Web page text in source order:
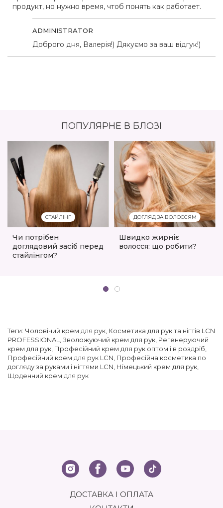
продукт, но нужно время, чтоб понять как работает.
ADMINISTRATOR
Доброго дня, Валерія!) Дякуємо за ваш відгук!)
ПОПУЛЯРНЕ В БЛОЗІ
СТАЙЛІНГ
Чи потрібен
доглядовий засіб перед
стайлінгом?
ДОГЛЯД ЗА ВОЛОССЯМ
Швидко жирніє
волосся: що робити?
Теги: Чоловічий крем для рук, Косметика для рук та нігтів LCN
PROFESSIONAL,Зволожуючий крем для рук, Регенеруючий
крем для рук, Професійний крем для рук оптом і в роздріб,
Професійний крем для рук LCN, Професійна косметика по
догляду за руками і нігтями LCN, Німецький крем для рук,
Щоденний крем для рук
ДОСТАВКА І ОПЛАТА